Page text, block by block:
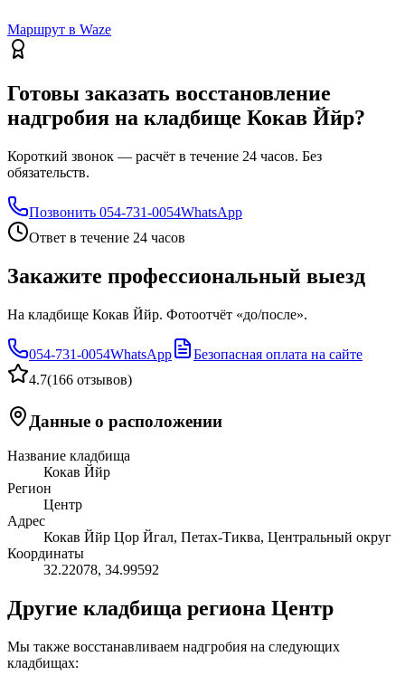
Маршрут в Waze
Готовы заказать восстановление
надгробия на кладбище Кокав Ййр?
Короткий звонок — расчёт в течение 24 часов. Без
обязательств.
Позвонить 054-731-0054WhatsApp
Ответ в течение 24 часов
Закажите профессиональный выезд
На кладбище Кокав Ййр. Фотоотчёт «до/после».
054-731-0054WhatsApp
Безопасная оплата на сайте
4.7(166 отзывов)
Данные о расположении
Название кладбища
Кокав Ййр
Регион
Центр
Адрес
Кокав Ййр Цор Йгал, Петах-Тиква, Центральный округ
Координаты
32.22078, 34.99592
Другие кладбища региона Центр
Мы также восстанавливаем надгробия на следующих
кладбищах: